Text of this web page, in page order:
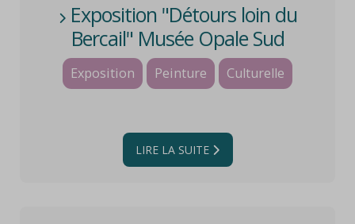
Exposition "Détours loin du
Bercail" Musée Opale Sud
Exposition Peinture Culturelle
LIRE LA SUITE